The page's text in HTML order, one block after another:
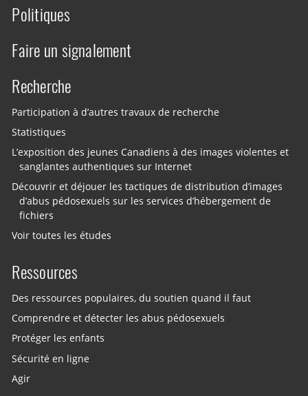
Politiques
Faire un signalement
Recherche
Participation à d’autres travaux de recherche
Statistiques
L’exposition des jeunes Canadiens à des images violentes et
sanglantes authentiques sur Internet
Découvrir et déjouer les tactiques de distribution d’images
d’abus pédosexuels sur les services d’hébergement de
fichiers
Voir toutes les études
Ressources
Des ressources populaires, du soutien quand il faut
Comprendre et détecter les abus pédosexuels
Protéger les enfants
Sécurité en ligne
Agir